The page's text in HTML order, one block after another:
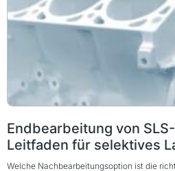
Endbearbeitung von
Leitfaden für selektives
Welche Nachbearbeitungsoption ist die